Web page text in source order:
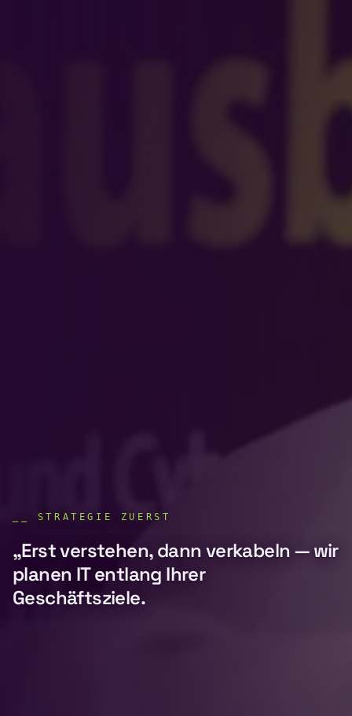
STRATEGIE ZUERST
„Erst verstehen, dann verkabeln — wir
planen IT entlang Ihrer
Geschäftsziele.